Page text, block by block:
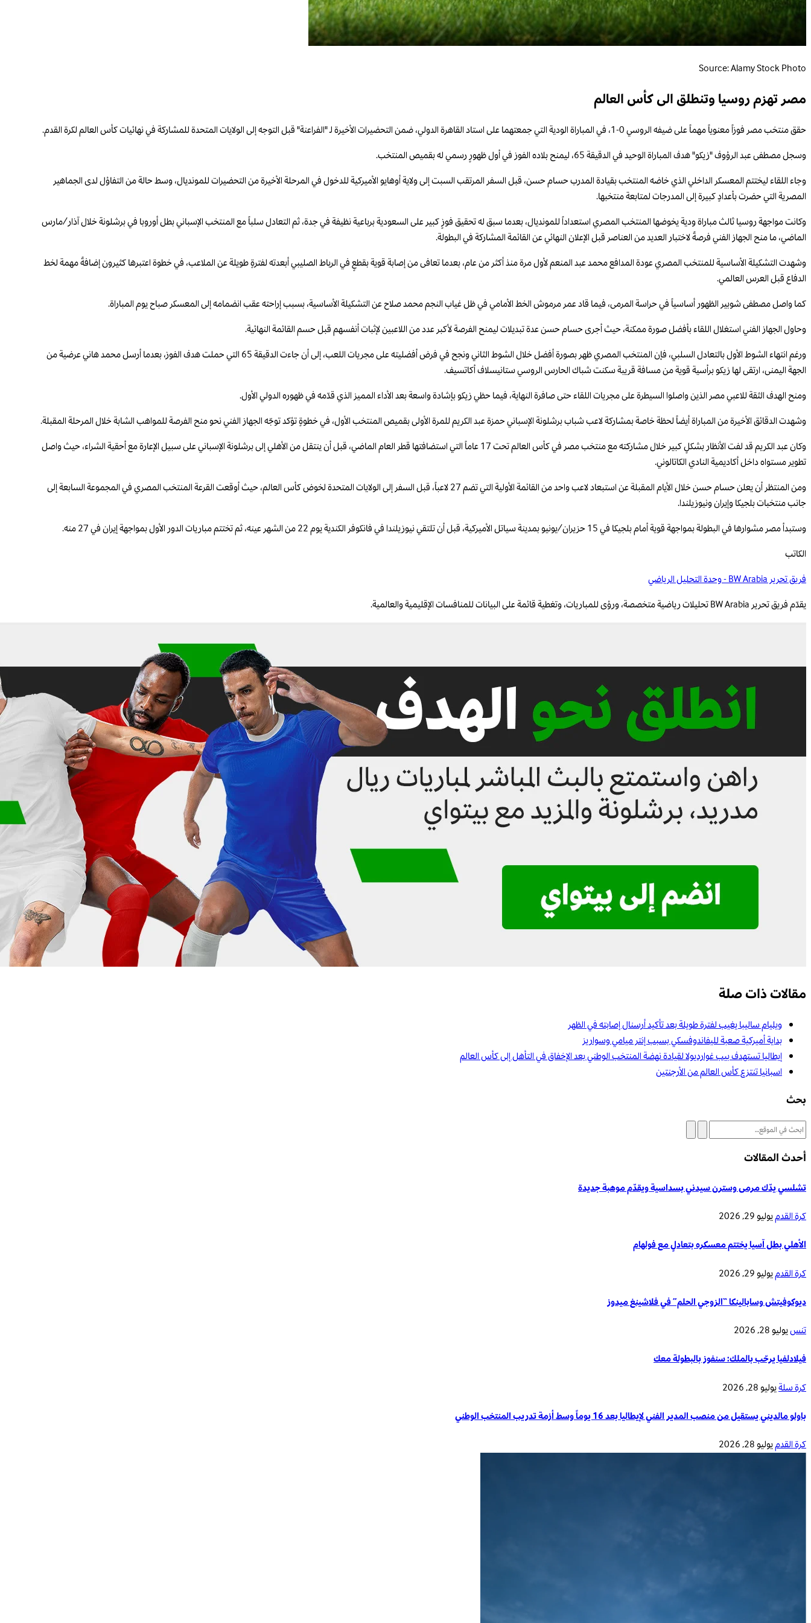
Source: Alamy Stock Photo
مصر تهزم روسيا وتنطلق الى كأس العالم
حقق منتخب مصر فوزاً معنوياً مهماً على ضيفه الروسي 0-1، في المباراة الودية التي جمعتهما على استاد القاهرة الدولي، ضمن التحضيرات الأخيرة لـ "الفراعنة" قبل التوجه إلى الولايات المتحدة للمشاركة في نهائيات كأس العالم لكرة القدم.
وسجل مصطفى عبد الرؤوف "زيكو" هدف المباراة الوحيد في الدقيقة 65، ليمنح بلاده الفوز في أول ظهورٍ رسمي له بقميص المنتخب.
وجاء اللقاء ليختتم المعسكر الداخلي الذي خاضه المنتخب بقيادة المدرب حسام حسن، قبل السفر المرتقب السبت إلى ولاية أوهايو الأميركية للدخول في المرحلة الأخيرة من التحضيرات للمونديال، وسط حالة من التفاؤل لدى الجماهير
المصرية التي حضرت بأعدادٍ كبيرة إلى المدرجات لمتابعة منتخبها.
وكانت مواجهة روسيا ثالث مباراة ودية يخوضها المنتخب المصري استعداداً للمونديال، بعدما سبق له تحقيق فوزٍ كبير على السعودية برباعية نظيفة في جدة، ثم التعادل سلباً مع المنتخب الإسباني بطل أوروبا في برشلونة خلال آذار/مارس
الماضي، ما منح الجهاز الفني فرصةً لاختبار العديد من العناصر قبل الإعلان النهائي عن القائمة المشاركة في البطولة.
وشهدت التشكيلة الأساسية للمنتخب المصري عودة المدافع محمد عبد المنعم لأول مرة منذ أكثر من عام، بعدما تعافى من إصابة قوية بقطعٍ في الرباط الصليبي أبعدته لفترةٍ طويلة عن الملاعب، في خطوة اعتبرها كثيرون إضافةً مهمة لخط
الدفاع قبل العرس العالمي.
كما واصل مصطفى شوبير الظهور أساسياً في حراسة المرمى، فيما قاد عمر مرموش الخط الأمامي في ظل غياب النجم محمد صلاح عن التشكيلة الأساسية، بسبب إراحته عقب انضمامه إلى المعسكر صباح يوم المباراة.
وحاول الجهاز الفني استغلال اللقاء بأفضل صورة ممكنة، حيث أجرى حسام حسن عدة تبديلات ليمنح الفرصة لأكبر عدد من اللاعبين لإثبات أنفسهم قبل حسم القائمة النهائية.
ورغم انتهاء الشوط الأول بالتعادل السلبي، فإن المنتخب المصري ظهر بصورة أفضل خلال الشوط الثاني ونجح في فرض أفضليته على مجريات اللعب، إلى أن جاءت الدقيقة 65 التي حملت هدف الفوز، بعدما أرسل محمد هاني عرضية من
الجهة اليمنى، ارتقى لها زيكو برأسية قوية من مسافة قريبة سكنت شباك الحارس الروسي ستانيسلاف أكاتسيف.
ومنح الهدف الثقة للاعبي مصر الذين واصلوا السيطرة على مجريات اللقاء حتى صافرة النهاية، فيما حظي زيكو بإشادة واسعة بعد الأداء المميز الذي قدّمه في ظهوره الدولي الأول.
وشهدت الدقائق الأخيرة من المباراة أيضاً لحظة خاصة بمشاركة لاعب شباب برشلونة الإسباني حمزة عبد الكريم للمرة الأولى بقميص المنتخب الأول، في خطوةٍ تؤكد توجّه الجهاز الفني نحو منح الفرصة للمواهب الشابة خلال المرحلة المقبلة.
وكان عبد الكريم قد لفت الأنظار بشكلٍ كبير خلال مشاركته مع منتخب مصر في كأس العالم تحت 17 عاماً التي استضافتها قطر العام الماضي، قبل أن ينتقل من الأهلي إلى برشلونة الإسباني على سبيل الإعارة مع أحقية الشراء، حيث واصل
تطوير مستواه داخل أكاديمية النادي الكاتالوني.
ومن المنتظر أن يعلن حسام حسن خلال الأيام المقبلة عن استبعاد لاعب واحد من القائمة الأولية التي تضم 27 لاعباً، قبل السفر إلى الولايات المتحدة لخوض كأس العالم، حيث أوقعت القرعة المنتخب المصري في المجموعة السابعة إلى
جانب منتخبات بلجيكا وإيران ونيوزيلندا.
وستبدأ مصر مشوارها في البطولة بمواجهة قوية أمام بلجيكا في 15 حزيران/يونيو بمدينة سياتل الأميركية، قبل أن تلتقي نيوزيلندا في فانكوفر الكندية يوم 22 من الشهر عينه، ثم تختتم مباريات الدور الأول بمواجهة إيران في 27 منه.
الكاتب
فريق تحرير BW Arabia - وحدة التحليل الرياضي
يقدّم فريق تحرير BW Arabia تحليلات رياضية متخصصة، ورؤى للمباريات، وتغطية قائمة على البيانات للمنافسات الإقليمية والعالمية.
مقالات ذات صلة
ويليام ساليبا يغيب لفترة طويلة بعد تأكيد أرسنال إصابته في الظهر
بداية أميركية صعبة لليفاندوفسكي بسبب إنتر ميامي وسواريز
إيطاليا تستهدف بيب غوارديولا لقيادة نهضة المنتخب الوطني بعد الإخفاق في التأهل إلى كأس العالم
اسبانيا تنتزع كأس العالم من الأرجنتين
بحث
أحدث المقالات
تشلسي يدّك مرمى وسترن سيدني بسداسية ويقدّم موهبة جديدة
كرة القدميوليو 29, 2026
الأهلي بطل آسيا يختتم معسكره بتعادلٍ مع فولهام
كرة القدميوليو 29, 2026
ديوكوفيتش وسابالينكا “الزوجي الحلم” في فلاشينغ ميدوز
تنسيوليو 28, 2026
فيلادلفيا يرحّب بالملك: سنفوز بالبطولة معك
كرة سلةيوليو 28, 2026
باولو مالديني يستقيل من منصب المدير الفني لإيطاليا بعد 16 يوماً وسط أزمة تدريب المنتخب الوطني
كرة القدميوليو 28, 2026